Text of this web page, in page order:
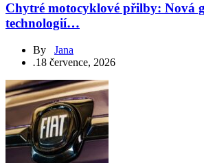
Chytré motocyklové přilby: Nová
technologií…
By Jana
.18 července, 2026